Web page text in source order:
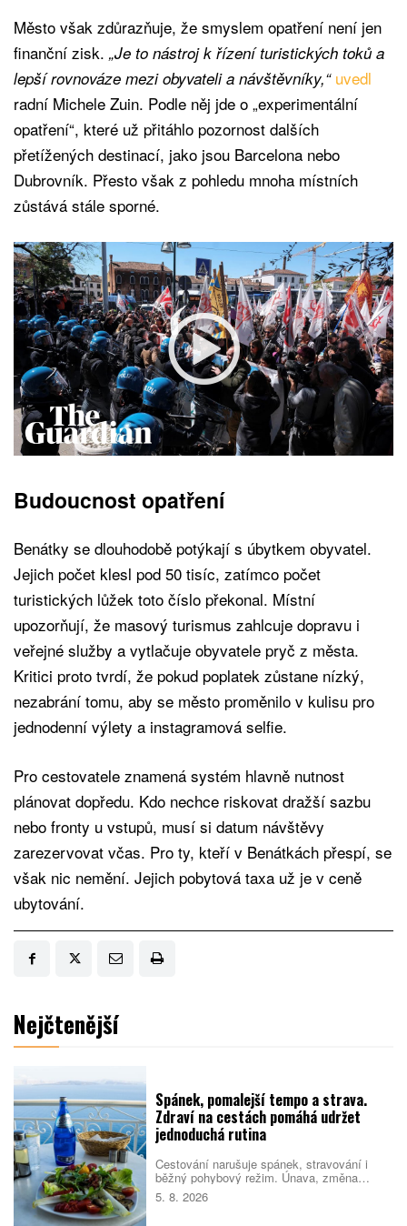
Město však zdůrazňuje, že smyslem opatření není jen
finanční zisk. „Je to nástroj k řízení turistických toků a
lepší rovnováze mezi obyvateli a návštěvníky,“ uvedl
radní Michele Zuin. Podle něj jde o „experimentální
opatření“, které už přitáhlo pozornost dalších
přetížených destinací, jako jsou Barcelona nebo
Dubrovník. Přesto však z pohledu mnoha místních
zůstává stále sporné.
Budoucnost opatření
Benátky se dlouhodobě potýkají s úbytkem obyvatel.
Jejich počet klesl pod 50 tisíc, zatímco počet
turistických lůžek toto číslo překonal. Místní
upozorňují, že masový turismus zahlcuje dopravu i
veřejné služby a vytlačuje obyvatele pryč z města.
Kritici proto tvrdí, že pokud poplatek zůstane nízký,
nezabrání tomu, aby se město proměnilo v kulisu pro
jednodenní výlety a instagramová selfie.
Pro cestovatele znamená systém hlavně nutnost
plánovat dopředu. Kdo nechce riskovat dražší sazbu
nebo fronty u vstupů, musí si datum návštěvy
zarezervovat včas. Pro ty, kteří v Benátkách přespí, se
však nic nemění. Jejich pobytová taxa už je v ceně
ubytování.
Nejčtenější
Spánek, pomalejší tempo a strava.
Zdraví na cestách pomáhá udržet
jednoduchá rutina
Cestování narušuje spánek, stravování i
běžný pohybový režim. Únava, změna
prostředí a nabitý program pak mohou zvýšit
riziko, že se člověk nebude cítit dobře.
5. 8. 2026